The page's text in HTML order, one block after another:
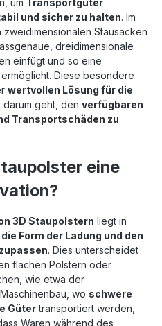
und sicher zu halten. Im
Stausäcken
dreidimensionale
einfügt und so eine
ermöglicht. Diese besondere
wertvollen Lösung für die
darum geht, den verfügbaren
Transportschäden zu
eine
3D Staupolstern liegt in
Form der Ladung und den
. Dies unterscheidet
flachen Polstern oder
wie etwa der
wo schwere
Gütertransportiert werden,
Waren während des